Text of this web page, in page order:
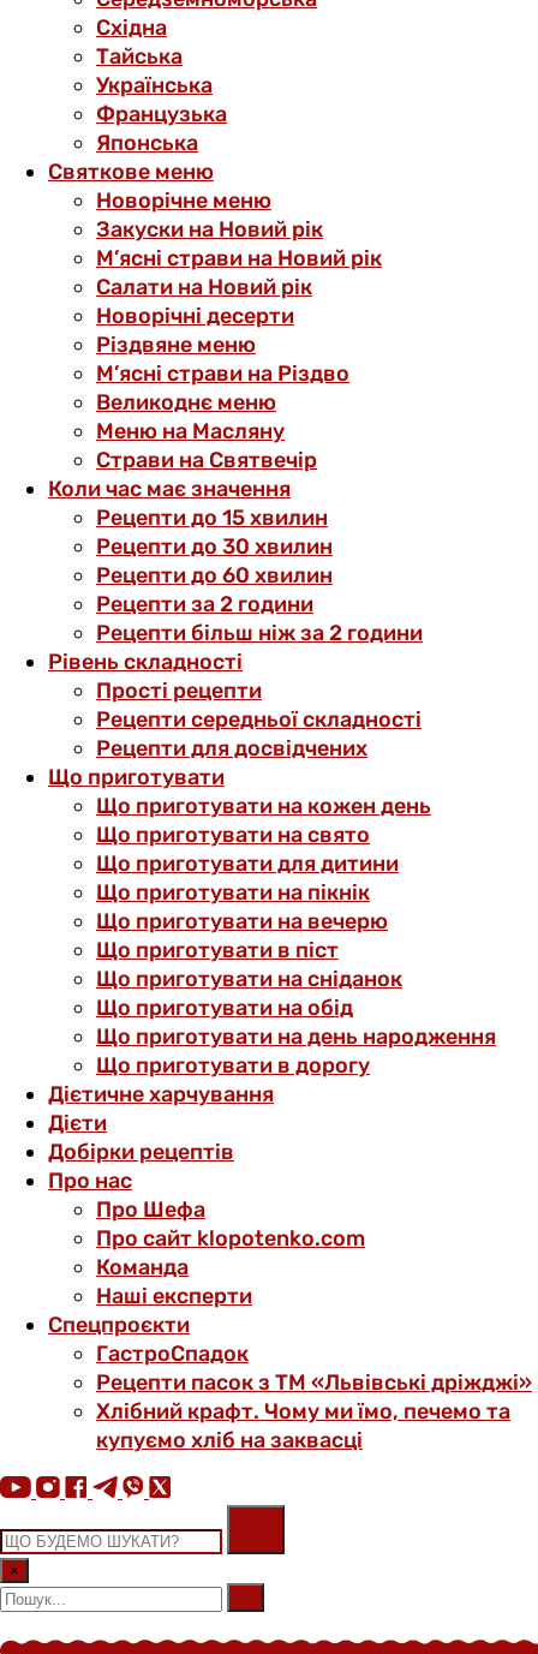
Східна
Тайська
Українська
Французька
Японська
Святкове меню
Новорічне меню
Закуски на Новий рік
М’ясні страви на Новий рік
Салати на Новий рік
Новорічні десерти
Різдвяне меню
М’ясні страви на Різдво
Великоднє меню
Меню на Масляну
Страви на Святвечір
Коли час має значення
Рецепти до 15 хвилин
Рецепти до 30 хвилин
Рецепти до 60 хвилин
Рецепти за 2 години
Рецепти більш ніж за 2 години
Рівень складності
Прості рецепти
Рецепти середньої складності
Рецепти для досвідчених
Що приготувати
Що приготувати на кожен день
Що приготувати на свято
Що приготувати для дитини
Що приготувати на пікнік
Що приготувати на вечерю
Що приготувати в піст
Що приготувати на сніданок
Що приготувати на обід
Що приготувати на день народження
Що приготувати в дорогу
Дієтичне харчування
Дієти
Добірки рецептів
Про нас
Про Шефа
Про сайт klopotenko.com
Команда
Наші експерти
Спецпроєкти
ГастроСпадок
Рецепти пасок з ТМ «Львівські дріжджі»
Хлібний крафт. Чому ми їмо, печемо та
купуємо хліб на заквасці
×